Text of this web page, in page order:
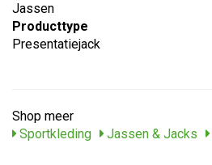
Jassen
Producttype
Presentatiejack
Shop meer
Sportkleding
Jassen & Jacks